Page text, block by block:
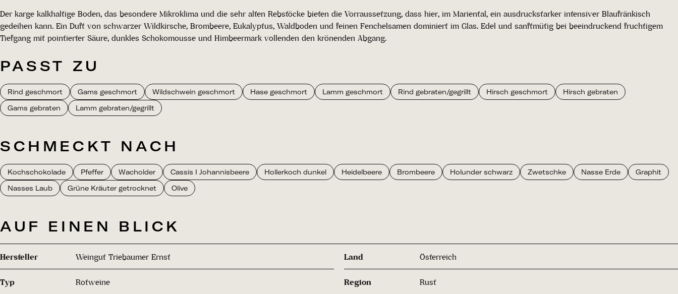
Der karge kalkhaltige Boden, das besondere Mikroklima und die sehr alten Rebstöcke bieten die Vorraussetzung, dass hier, im Mariental, ein ausdruckstarker intensiver Blaufränkisch
gedeihen kann. Ein Duft von schwarzer Wildkirsche, Brombeere, Eukalyptus, Waldboden und feinen Fenchelsamen dominiert im Glas. Edel und sanftmütig bei beeindruckend fruchtigem
Tiefgang mit pointierter Säure, dunkles Schokomousse und Himbeermark vollenden den krönenden Abgang.
PASST ZU
Rind geschmort Gams geschmort Wildschwein geschmort Hase geschmort Lamm geschmort Rind gebraten/gegrillt Hirsch geschmort
Hirsch gebraten
Gams gebraten
Lamm gebraten/gegrillt
SCHMECKT NACH
Kochschokolade Pfeffer Wacholder Cassis I Johannisbeere Hollerkoch dunkel Heidelbeere Brombeere Holunder schwarz Zwetschke Nasse Erde
Graphit
Nasses Laub
Grüne Kräuter getrocknet Olive
AUF EINEN BLICK
Hersteller Weingut Triebaumer Ernst Land Österreich
Typ Rotweine Region Rust